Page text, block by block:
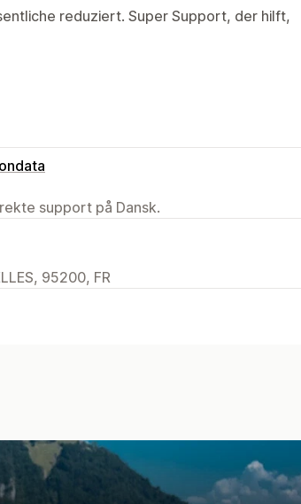
reduziert. Super Support, der hilft,
support på Dansk.
95200, FR